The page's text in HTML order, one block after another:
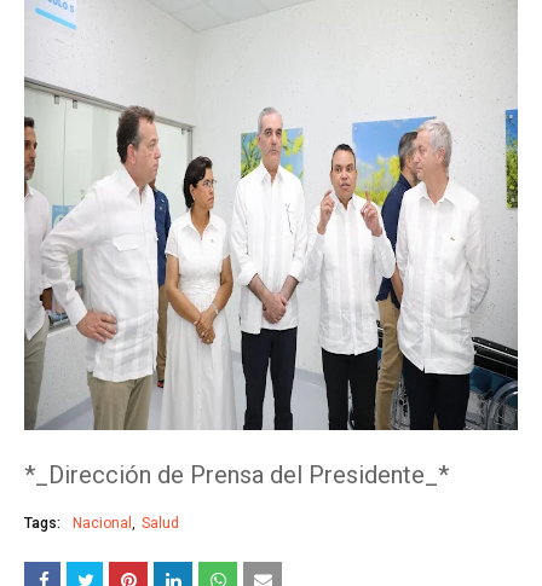
*_Dirección de Prensa del Presidente_*
Tags: Nacional Salud